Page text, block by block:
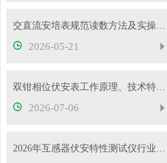
交直流安培表规范读数方法及实操要点
2026-05-21
双钳相位伏安表工作原理、技术特性与电力现场应用解析
2026-07-06
2026年互感器伏安特性测试仪行业发展概况